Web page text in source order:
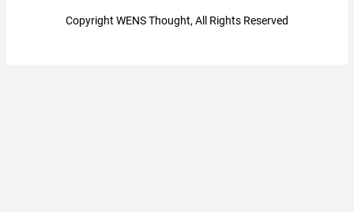
Copyright WENS Thought, All Rights Reserved